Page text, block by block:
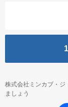
株式会社ミンカブ・
ましょう